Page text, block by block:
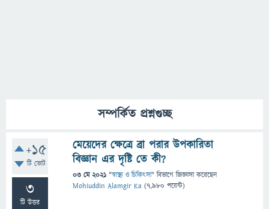
সম্পর্কিত প্রশ্নগুচ্ছ
+15
টি ভোট
3
টি উত্তর
মেয়েদের ক্ষেত্রে ব্রা পরার উপকারিতা
বিজ্ঞান এর দৃষ্টি তে কী?
03 মে 2021 "স্বাস্থ্য ও চিকিৎসা" বিভাগে জিজ্ঞাসাকরেছেন
Mohiuddin Alamgir Ka (7,980 পয়েন্ট)